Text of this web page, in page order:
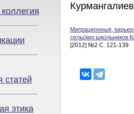
статей
этика
Миграционные,
сельских школьников
[2012] №2 С. 121-139